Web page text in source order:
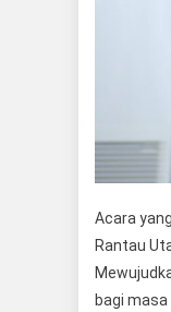
Acara
Rantau
bagi